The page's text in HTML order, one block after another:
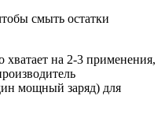
смыть остатки
хватает на 2-3 применения,
мощный заряд) для